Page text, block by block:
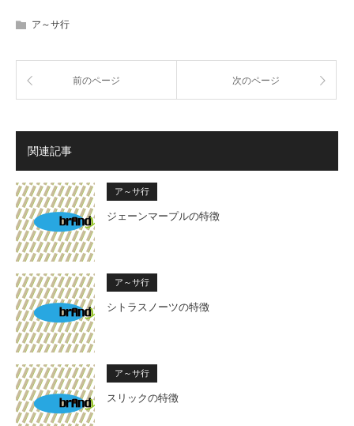
ア～サ行
前のページ 次のページ
関連記事
ア～サ行
ジェーンマープルの特徴
ア～サ行
シトラスノーツの特徴
ア～サ行
スリックの特徴